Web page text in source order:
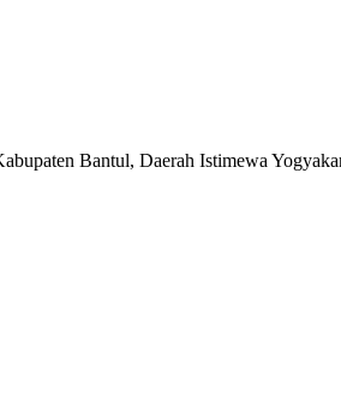
Bantul, Daerah Istimewa